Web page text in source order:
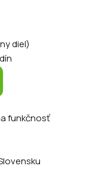
diel)
funkčnosť